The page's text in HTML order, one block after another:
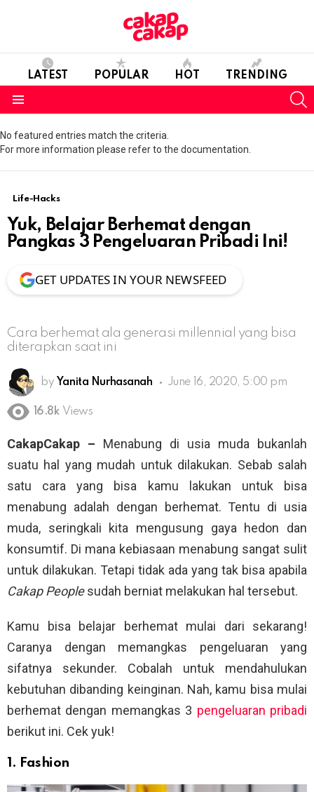
LATEST POPULAR HOT TRENDING
No featured entries match the criteria.
For more information please refer to the documentation.
Life-Hacks
Yuk, Belajar Berhemat dengan
Pangkas 3 Pengeluaran Pribadi Ini!
GET UPDATES IN YOUR NEWSFEED
Cara berhemat ala generasi millennial yang bisa
diterapkan saat ini
by Yanita Nurhasanah June 16, 2020, 5:00 pm
16.8k Views
CakapCakap – Menabung di usia muda bukanlah
suatu hal yang mudah untuk dilakukan. Sebab salah
satu cara yang bisa kamu lakukan untuk bisa
menabung adalah dengan berhemat. Tentu di usia
muda, seringkali kita mengusung gaya hedon dan
konsumtif. Di mana kebiasaan menabung sangat sulit
untuk dilakukan. Tetapi tidak ada yang tak bisa apabila
Cakap Peoplesudah berniat melakukan hal tersebut.
Kamu bisa belajar berhemat mulai dari sekarang!
Caranya dengan memangkas pengeluaran yang
sifatnya sekunder. Cobalah untuk mendahulukan
kebutuhan dibanding keinginan. Nah, kamu bisa mulai
berhemat dengan memangkas 3 pengeluaran pribadi
berikut ini. Cek yuk!
1. Fashion